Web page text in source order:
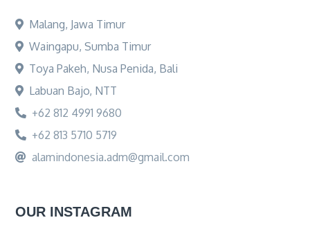
Malang, Jawa Timur
Waingapu, Sumba Timur
Toya Pakeh, Nusa Penida, Bali
Labuan Bajo, NTT
+62 812 4991 9680
+62 813 5710 5719
alamindonesia.adm@gmail.com
OUR INSTAGRAM